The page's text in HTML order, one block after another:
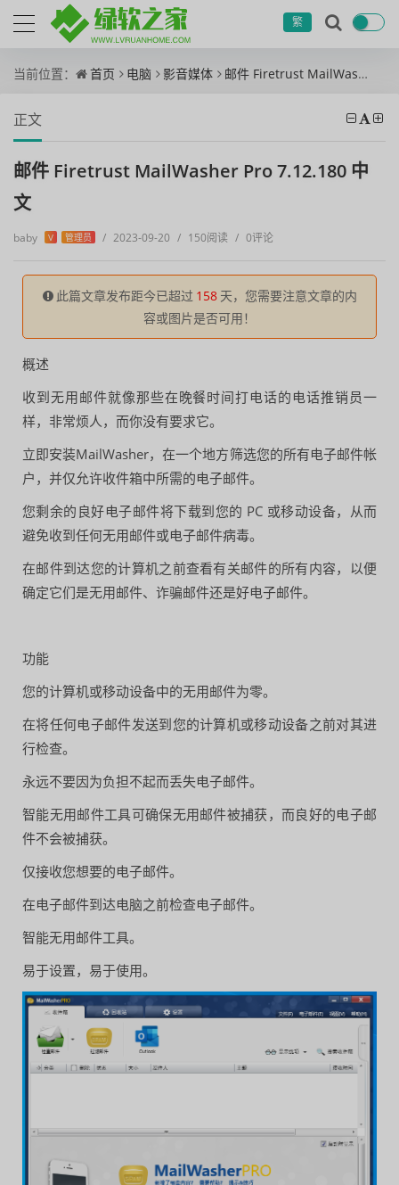
繁
当前位置： 首页 电脑 影音媒体 邮件 Firetrust MailWasher Pro 7.12.180 中文
正文
邮件 Firetrust MailWasher Pro 7.12.180 中
文
baby V 管理员 / 2023-09-20 / 150阅读 / 0评论
此篇文章发布距今已超过 158 天，您需要注意文章的内
容或图片是否可用！
概述
收到无用邮件就像那些在晚餐时间打电话的电话推销员一
样，非常烦人，而你没有要求它。
立即安装MailWasher，在一个地方筛选您的所有电子邮件帐
户，并仅允许收件箱中所需的电子邮件。
您剩余的良好电子邮件将下载到您的 PC 或移动设备，从而
避免收到任何无用邮件或电子邮件病毒。
在邮件到达您的计算机之前查看有关邮件的所有内容，以便
确定它们是无用邮件、诈骗邮件还是好电子邮件。
功能
您的计算机或移动设备中的无用邮件为零。
在将任何电子邮件发送到您的计算机或移动设备之前对其进
行检查。
永远不要因为负担不起而丢失电子邮件。
智能无用邮件工具可确保无用邮件被捕获，而良好的电子邮
件不会被捕获。
仅接收您想要的电子邮件。
在电子邮件到达电脑之前检查电子邮件。
智能无用邮件工具。
易于设置，易于使用。